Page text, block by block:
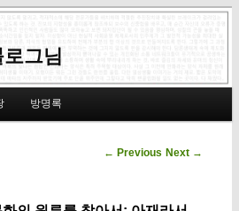
그님
방명록
Post navigation
← Previous Next →